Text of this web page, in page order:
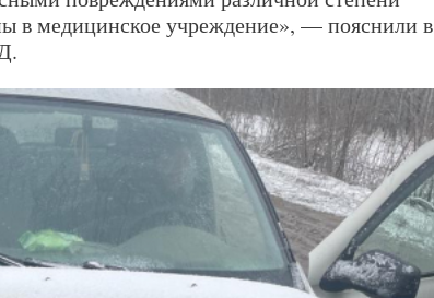
в медицинское учреждение», — пояснили в